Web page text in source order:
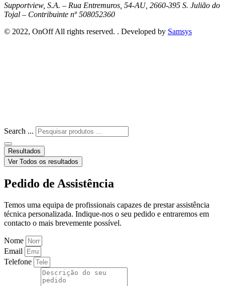
Supportview, S.A. – Rua Entremuros, 54-AU, 2660-395 S. Julião do
Tojal – Contribuinte nº 508052360
© 2022, OnOff All rights reserved. . Developed by Samsys
Search ...
Resultados
Ver Todos os resultados
Pedido de Assistência
Temos uma equipa de profissionais capazes de prestar assistência
técnica personalizada. Indique-nos o seu pedido e entraremos em
contacto o mais brevemente possível.
Nome
Email
Telefone